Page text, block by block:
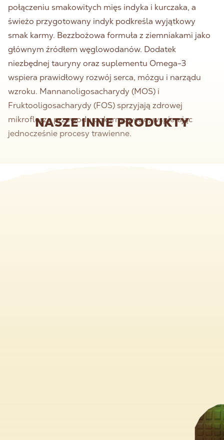
połączeniu smakowitych mięs indyka i kurczaka, a
świeżo przygotowany indyk podkreśla wyjątkowy
smak karmy. Bezzbożowa formuła z ziemniakami jako
głównym źródłem węglowodanów. Dodatek
niezbędnej tauryny oraz suplementu Omega-3
wspiera prawidłowy rozwój serca, mózgu i narządu
wzroku. Mannanoligosacharydy (MOS) i
Fruktooligosacharydy (FOS) sprzyjają zdrowej
mikroflorze przewodu pokarmowego, wspierając
jednocześnie procesy trawienne.
NASZE INNE PRODUKTY